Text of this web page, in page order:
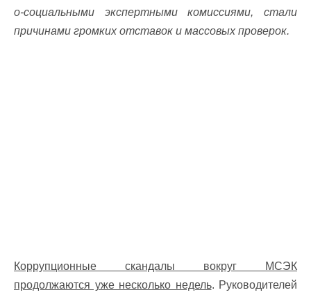
о-социальными экспертными комиссиями, стали
причинами громких отставок и массовых проверок.
Коррупционные скандалы вокруг МСЭК
продолжаются уже несколько недель. Руководителей